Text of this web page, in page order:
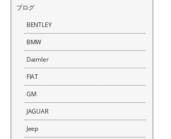
ブログ
BENTLEY
BMW
Daimler
FIAT
GM
JAGUAR
Jeep